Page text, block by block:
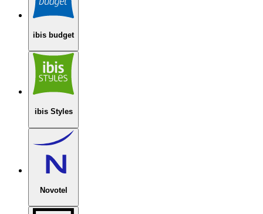
ibis budget
ibis Styles
Novotel